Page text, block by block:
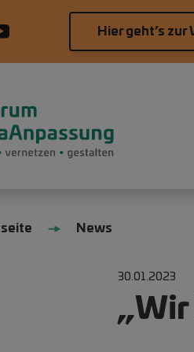
Hier geht’s zur
News
30.01.2023